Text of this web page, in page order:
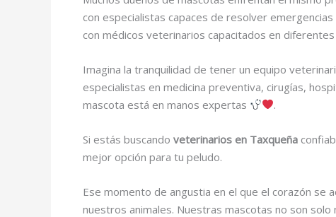
con especialistas capaces de resolver
con médicos veterinarios capacitados en
Imagina la tranquilidad de tener un equipo
especialistas en medicina preventiva, cirugías,
mascota está en manos expertas
.
Si estás buscando veterinarios en Taxqueña
mejor opción para tu peludo.
Ese momento de angustia en el que el corazón se
nuestros animales. Nuestras mascotas no son solo